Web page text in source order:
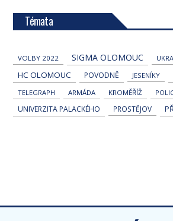
Témata
VOLBY 2022 SIGMA OLOMOUC
HC OLOMOUC POVODNĚ JESENÍKY
TELEGRAPH ARMÁDA KROMĚŘÍŽ
UNIVERZITA PALACKÉHO PROSTĚJOV